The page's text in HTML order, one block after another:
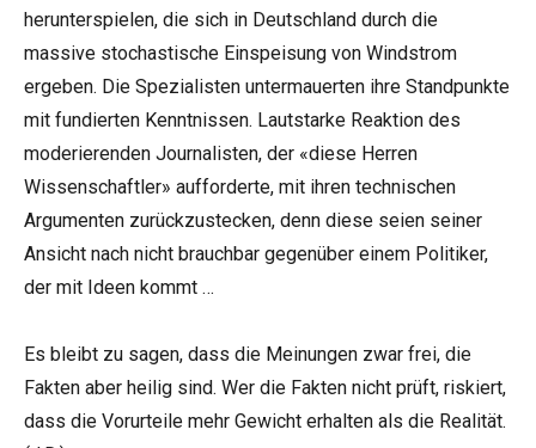
herunterspielen, die sich in Deutschland durch die
massive stochastische Einspeisung von Windstrom
ergeben. Die Spezialisten untermauerten ihre Standpunkte
mit fundierten Kenntnissen. Lautstarke Reaktion des
moderierenden Journalisten, der «diese Herren
Wissenschaftler» aufforderte, mit ihren technischen
Argumenten zurückzustecken, denn diese seien seiner
Ansicht nach nicht brauchbar gegenüber einem Politiker,
der mit Ideen kommt …
Es bleibt zu sagen, dass die Meinungen zwar frei, die
Fakten aber heilig sind. Wer die Fakten nicht prüft, riskiert,
dass die Vorurteile mehr Gewicht erhalten als die Realität.